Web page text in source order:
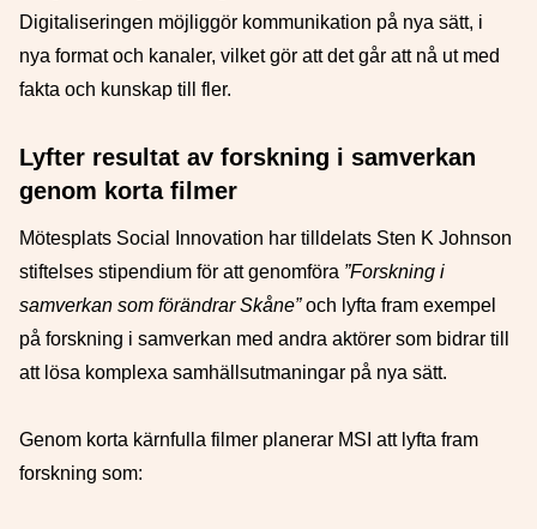
Digitaliseringen möjliggör kommunikation på nya sätt, i
nya format och kanaler, vilket gör att det går att nå ut med
fakta och kunskap till fler.
Lyfter resultat av forskning i samverkan
genom korta filmer
Mötesplats Social Innovation har tilldelats Sten K Johnson
stiftelses stipendium för att genomföra ”Forskning i
samverkan som förändrar Skåne”och lyfta fram exempel
på forskning i samverkan med andra aktörer som bidrar till
att lösa komplexa samhällsutmaningar på nya sätt.
Genom korta kärnfulla filmer planerar MSI att lyfta fram
forskning som: